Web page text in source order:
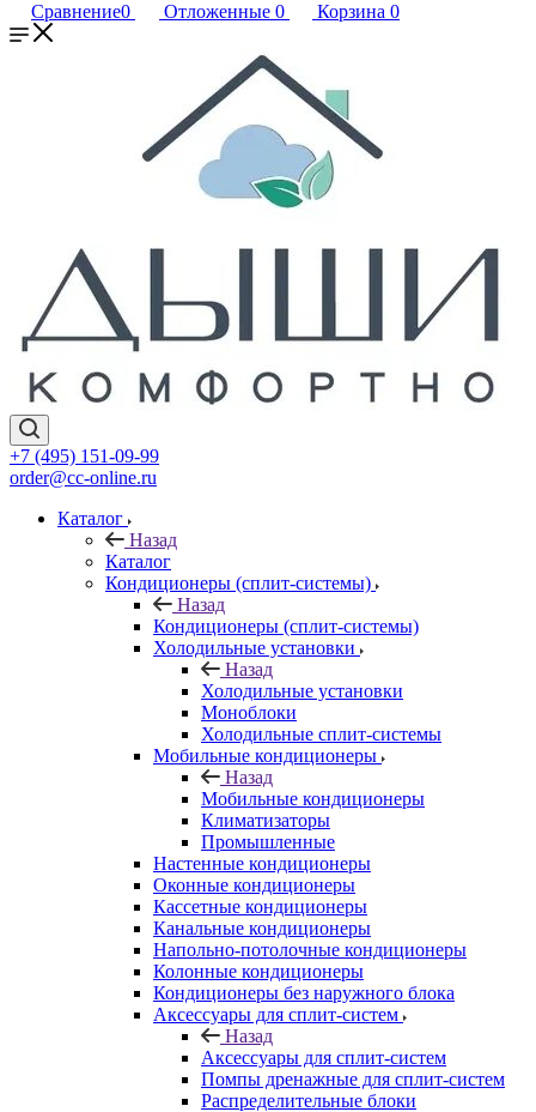
Сравнение0 Отложенные 0 Корзина 0
+7 (495) 151-09-99
order@cc-online.ru
Каталог
Назад
Каталог
Кондиционеры (сплит-системы)
Назад
Кондиционеры (сплит-системы)
Холодильные установки
Назад
Холодильные установки
Моноблоки
Холодильные сплит-системы
Мобильные кондиционеры
Назад
Мобильные кондиционеры
Климатизаторы
Промышленные
Настенные кондиционеры
Оконные кондиционеры
Кассетные кондиционеры
Канальные кондиционеры
Напольно-потолочные кондиционеры
Колонные кондиционеры
Кондиционеры без наружного блока
Аксессуары для сплит-систем
Назад
Аксессуары для сплит-систем
Помпы дренажные для сплит-систем
Распределительные блоки